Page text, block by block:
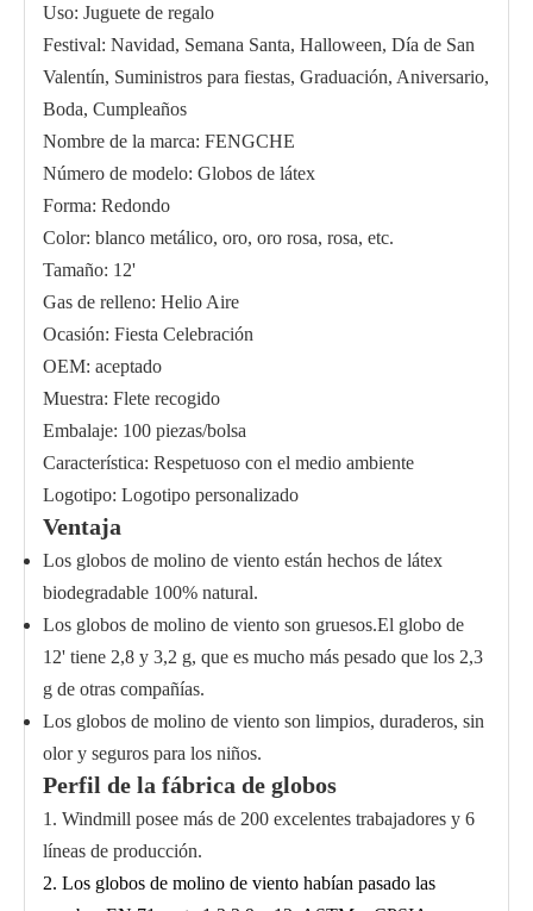
Uso: Juguete de regalo
Festival: Navidad, Semana Santa, Halloween, Día de San
Valentín, Suministros para fiestas, Graduación, Aniversario,
Boda, Cumpleaños
Nombre de la marca: FENGCHE
Número de modelo: Globos de látex
Forma: Redondo
Color: blanco metálico, oro, oro rosa, rosa, etc.
Tamaño: 12'
Gas de relleno: Helio Aire
Ocasión: Fiesta Celebración
OEM: aceptado
Muestra: Flete recogido
Embalaje: 100 piezas/bolsa
Característica: Respetuoso con el medio ambiente
Logotipo: Logotipo personalizado
Ventaja
Los globos de molino de viento están hechos de látex
biodegradable 100% natural.
Los globos de molino de viento son gruesos.El globo de
12' tiene 2,8 y 3,2 g, que es mucho más pesado que los 2,3
g de otras compañías.
Los globos de molino de viento son limpios, duraderos, sin
olor y seguros para los niños.
Perfil de la fábrica de globos
1. Windmill posee más de 200 excelentes trabajadores y 6
líneas de producción.
2. Los globos de molino de viento habían pasado las